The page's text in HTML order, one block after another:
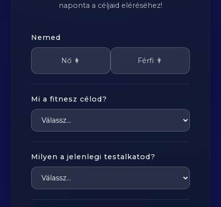
naponta a céljaid eléréséhez!
Nemed
Nő 👩 Férfi 👨
Mi a fitnesz célod?
Milyen a jelenlegi testalkatod?